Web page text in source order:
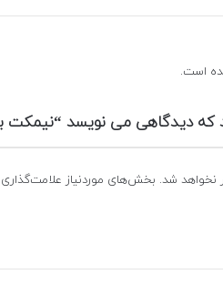
است.
که دیدگاهی می نویسد
نخواهد شد. بخش‌های موردنیاز